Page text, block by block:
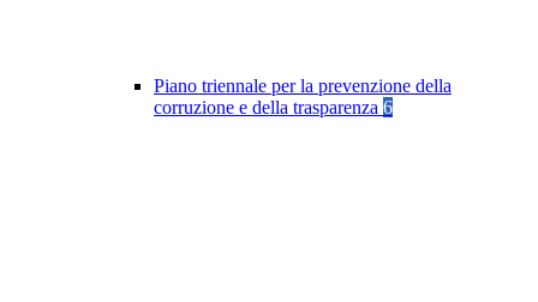
Piano triennale per la prevenzione della
corruzione e della trasparenza 6